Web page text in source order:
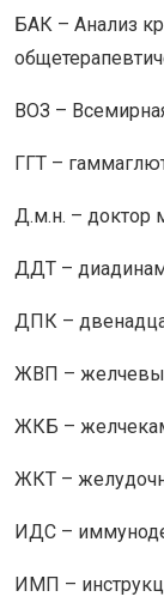
БАК – Анализ
ВОЗ –
ГГТ –
Д.м.н. – доктор
ДДТ –
ДПК –
ЖВП –
ЖКБ –
ЖКТ –
ИДС –
ИМП –